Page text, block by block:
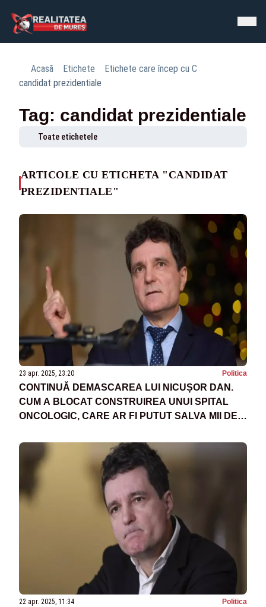
Acasă Etichete
Etichete care încep cu C
candidat prezidentiale
Tag: candidat prezidentiale
Toate etichetele
ARTICOLE CU ETICHETA "CANDIDAT
PREZIDENTIALE"
23 apr. 2025, 23:20 Politica
CONTINUĂ DEMASCAREA LUI NICUȘOR DAN.
CUM A BLOCAT CONSTRUIREA UNUI SPITAL
ONCOLOGIC, CARE AR FI PUTUT SALVA MII DE
22 apr. 2025, 11:34 Politica